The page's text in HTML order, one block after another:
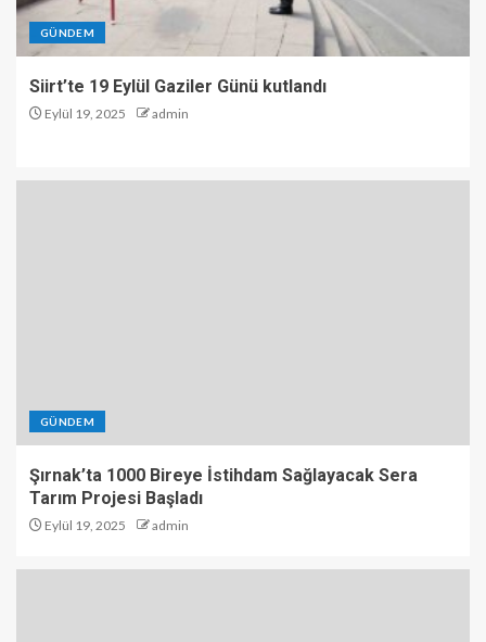
GÜNDEM
Siirt’te 19 Eylül Gaziler Günü kutlandı
Eylül 19, 2025 admin
GÜNDEM
Şırnak’ta 1000 Bireye İstihdam Sağlayacak Sera
Tarım Projesi Başladı
Eylül 19, 2025 admin